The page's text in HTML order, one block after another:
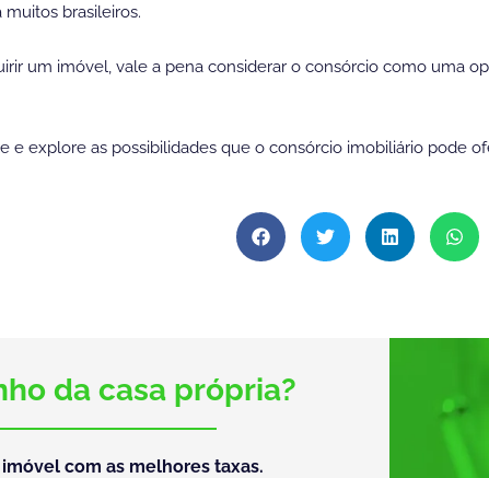
brasileiros.
um imóvel, vale a pena considerar o consórcio como uma
e explore as possibilidades que o consórcio imobiliário pode
da casa própria?
com as melhores taxas.